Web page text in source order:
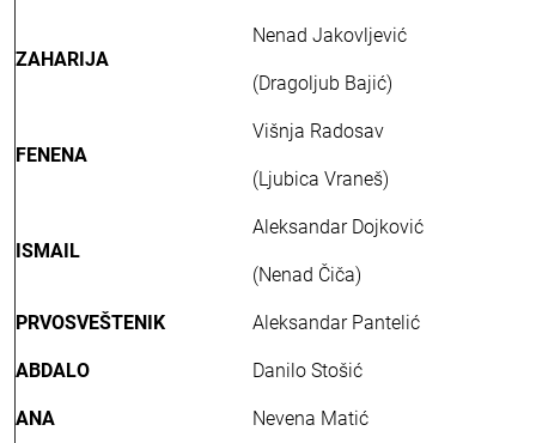
ZAHARIJA
Nenad Jakovljević
(Dragoljub Bajić)
FENENA
Višnja Radosav
(Ljubica Vraneš)
ISMAIL
Aleksandar Dojković
(Nenad Čiča)
PRVOSVEŠTENIK Aleksandar Pantelić
ABDALO Danilo Stošić
ANA Nevena Matić